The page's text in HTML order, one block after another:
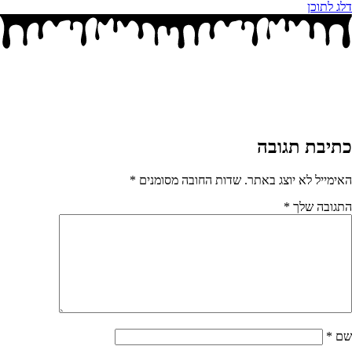
דלג לתוכן
כתיבת תגובה
האימייל לא יוצג באתר. שדות החובה מסומנים *
התגובה שלך *
שם *